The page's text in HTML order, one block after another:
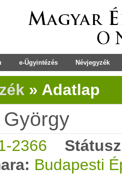
e-Ügyintézés Névjegyzék
» Adatlap
2366
Budapesti